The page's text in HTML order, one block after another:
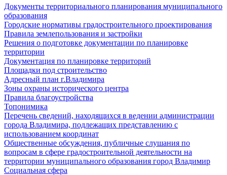
Документы территориального планирования муниципального
образования
Городские нормативы градостроительного проектирования
Правила землепользования и застройки
Решения о подготовке документации по планировке
территории
Документация по планировке территорий
Площадки под строительство
Адресный план г.Владимира
Зоны охраны исторического центра
Правила благоустройства
Топонимика
Перечень сведений, находящихся в ведении администрации
города Владимира, подлежащих представлению с
использованием координат
Общественные обсуждения, публичные слушания по
вопросам в сфере градостроительной деятельности на
территории муниципального образования город Владимир
Социальная сфера